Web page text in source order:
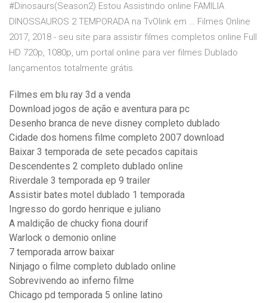
#Dinosaurs(Season2) Estou Assistindo online FAMILIA
DINOSSAUROS 2 TEMPORADA na TvOlink em … Filmes Online
2017, 2018 - seu site para assistir filmes completos online Full
HD 720p, 1080p, um portal online para ver filmes Dublado
lançamentos totalmente grátis.
Filmes em blu ray 3d a venda
Download jogos de ação e aventura para pc
Desenho branca de neve disney completo dublado
Cidade dos homens filme completo 2007 download
Baixar 3 temporada de sete pecados capitais
Descendentes 2 completo dublado online
Riverdale 3 temporada ep 9 trailer
Assistir bates motel dublado 1 temporada
Ingresso do gordo henrique e juliano
A maldição de chucky fiona dourif
Warlock o demonio online
7 temporada arrow baixar
Ninjago o filme completo dublado online
Sobrevivendo ao inferno filme
Chicago pd temporada 5 online latino